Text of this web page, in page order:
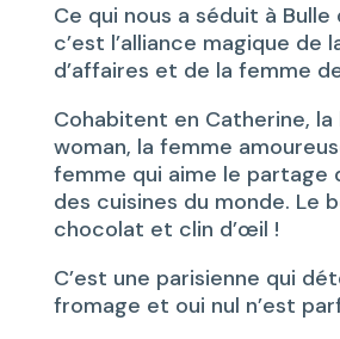
Ce qui nous a séduit à Bulle
c’est l’alliance magique de
d’affaires et de la femme
Cohabitent en Catherine, la
woman, la femme
femme qui aime le partage
des cuisines du monde. Le
chocolat et clin d’œil !
C’est une parisienne qui
fromage et oui nul n’est